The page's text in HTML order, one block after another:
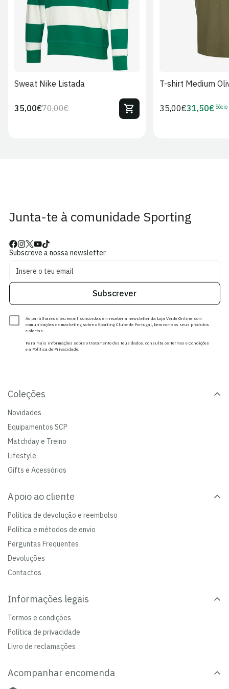
Sweat Nike Listada
Preço
70,00€Preço
35,00€
T-shirt Medium
Preço
35,00€Preço
31,50€ Sócio
Junta-te à comunidade Sporting
Subscreve a nossa newsletter
Subscrever
Ao partilhares o teu email, concordas em receber a newsletter da Loja Verde Online, com
comunicações de marketing sobre o Sporting Clube de Portugal, bem como os seus produtos
e ofertas.
Para mais informações sobre o tratamento dos teus dados, consulta os Termos e Condições
e a Política de Privacidade.
Coleções
Novidades
Equipamentos SCP
Matchday e Treino
Lifestyle
Gifts e Acessórios
Apoio ao cliente
Política de devolução e reembolso
Política e métodos de envio
Perguntas Frequentes
Devoluções
Contactos
Informações legais
Termos e condições
Política de privacidade
Livro de reclamações
Acompanhar encomenda